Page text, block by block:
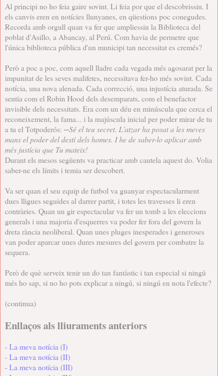
Al principi no ho feia gaire sovint. Li feia por que el descobrissin. I
els canvis eren en notícies llunyanes, en qüestions poc conegudes.
Recorda amb orgull quan va fer que ampliessin la Biblioteca del
poblat d'Asillo, a Abancay, al Perú. Com havia de permetre que
l'única biblioteca pública d'un municipi tan necessitat es cremés?
Però a poc a poc, com aquell lladre cada vegada més agosarat per la
impunitat de les seves malifetes, necessitava fer-ho més sovint. Cada
notícia, una nova alenada. Cada correcció, una injustícia aturada. Se
sentia com el Robin Hood dels desemparats, com el benefactor
invisible dels necessitats. Era com un déu en minúscula que cerca el
reconeixement, la fama... i la majúscula inicial per poder mirar de tu
a tu el Totpoderós: ─Sé el teu secret. L'atzar ha posat a les meves
mans el poder del destí dels homes. I he de saber-lo aplicar amb
més justícia que Tu mateix!
Durant els mesos següents va practicar amb cautela aquest do. Volia
saber-ne els límits i temia ser descobert.
Va ser quan el seu equip de futbol va guanyar espectacularment
dues lligues seguides al darrer partit, i totes les travesses li eren
contràries. Quan un gir espectacular va fer un tomb a les eleccions
generals i una majoria d'esquerres va poder fer fora del govern la
dreta rància neoliberal. Quan unes pluges inesperades i generoses
van poder aparcar unes dures mesures del govern per combatre la
sequera.
Però de què serveix tenir un do tan fantàstic i tan especial si ningú
més ho sap, si no ho pots explicar a ningú, si ningú en nota l'efecte?
(continua)
Enllaços als lliuraments anteriors
-La meva notícia (I)
-La meva notícia (II)
-La meva notícia (III)